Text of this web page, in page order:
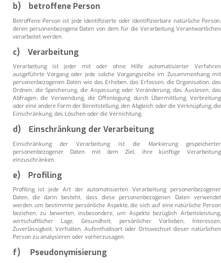
b) betroffene Person
Betroffene Person ist jede identifizierte oder identifizierbare natürliche Person,
deren personenbezogene Daten von dem für die Verarbeitung Verantwortlichen
verarbeitet werden.
c) Verarbeitung
Verarbeitung ist jeder mit oder ohne Hilfe automatisierter Verfahren
ausgeführte Vorgang oder jede solche Vorgangsreihe im Zusammenhang mit
personenbezogenen Daten wie das Erheben, das Erfassen, die Organisation, das
Ordnen, die Speicherung, die Anpassung oder Veränderung, das Auslesen, das
Abfragen, die Verwendung, die Offenlegung durch Übermittlung, Verbreitung
oder eine andere Form der Bereitstellung, den Abgleich oder die Verknüpfung, die
Einschränkung, das Löschen oder die Vernichtung.
d) Einschränkung der Verarbeitung
Einschränkung der Verarbeitung ist die Markierung gespeicherter
personenbezogener Daten mit dem Ziel, ihre künftige Verarbeitung
einzuschränken.
e) Profiling
Profiling ist jede Art der automatisierten Verarbeitung personenbezogener
Daten, die darin besteht, dass diese personenbezogenen Daten verwendet
werden, um bestimmte persönliche Aspekte, die sich auf eine natürliche Person
beziehen, zu bewerten, insbesondere, um Aspekte bezüglich Arbeitsleistung,
wirtschaftlicher Lage, Gesundheit, persönlicher Vorlieben, Interessen,
Zuverlässigkeit, Verhalten, Aufenthaltsort oder Ortswechsel dieser natürlichen
Person zu analysieren oder vorherzusagen.
f) Pseudonymisierung